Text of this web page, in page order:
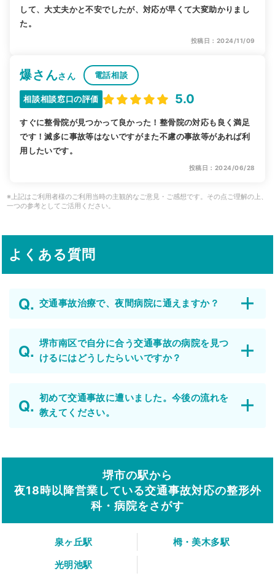
して、大丈夫かと不安でしたが、対応が早くて大変助かりまし
た。
投稿日：2024/11/09
爆さんさん 電話相談
相談相談窓口の評価 5.0
すぐに整骨院が見つかって良かった！整骨院の対応も良く満足
です！滅多に事故等はないですがまた不慮の事故等があれば利
用したいです。
投稿日：2024/06/28
※上記はご利用者様のご利用当時の主観的なご意見・ご感想です。その点ご理解の上、
一つの参考としてご活用ください。
よくある質問
交通事故治療で、夜間病院に通えますか？
堺市南区で自分に合う交通事故の病院を見つ
けるにはどうしたらいいですか？
初めて交通事故に遭いました。今後の流れを
教えてください。
堺市の駅から
夜18時以降営業している交通事故対応の整形外
科・病院をさがす
泉ヶ丘駅
栂・美木多駅
光明池駅